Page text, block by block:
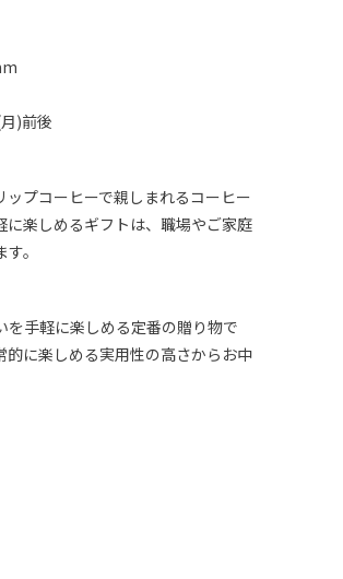
)前後
プコーヒーで親しまれるコーヒー
楽しめるギフトは、職場やご家庭
。
手軽に楽しめる定番の贈り物で
に楽しめる実用性の高さからお中